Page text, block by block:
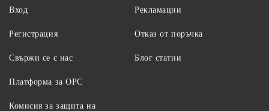
Вход
Регистрация
Свържи се с нас
Рекламации
Отказ от поръчка
Блог статии
Платформа за ОРС
Комисия за защита на